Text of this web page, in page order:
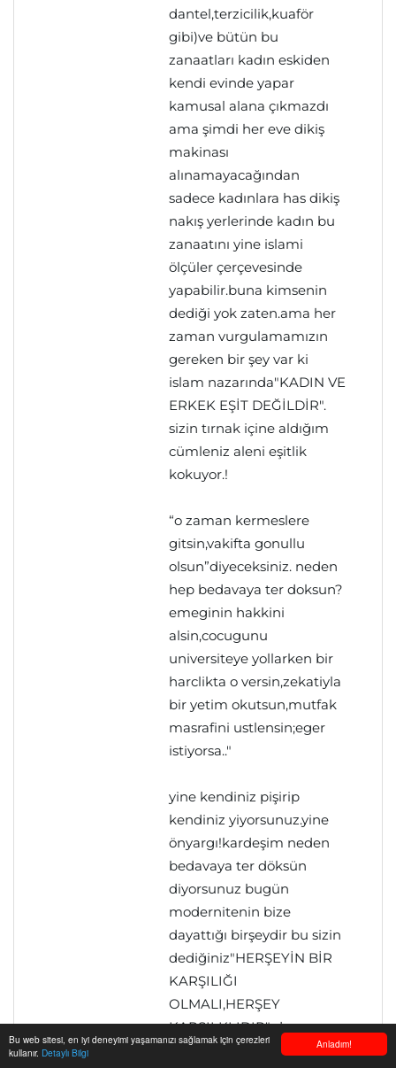
Anladım!
Bu web sitesi, en iyi deneyimi yaşamanızı sağlamak için çerezleri
kullanır. Detaylı Bilgi
dantel,terzicilik,kuaför
gibi)ve bütün bu
zanaatları kadın eskiden
kendi evinde yapar
kamusal alana çıkmazdı
ama şimdi her eve dikiş
makinası
alınamayacağından
sadece kadınlara has dikiş
nakış yerlerinde kadın bu
zanaatını yine islami
ölçüler çerçevesinde
yapabilir.buna kimsenin
dediği yok zaten.ama her
zaman vurgulamamızın
gereken bir şey var ki
islam nazarında"KADIN VE
ERKEK EŞİT DEĞİLDİR".
sizin tırnak içine aldığım
cümleniz aleni eşitlik
kokuyor.!
“o zaman kermeslere
gitsin,vakifta gonullu
olsun”diyeceksiniz. neden
hep bedavaya ter doksun?
emeginin hakkini
alsin,cocugunu
universiteye yollarken bir
harclikta o versin,zekatiyla
bir yetim okutsun,mutfak
masrafini ustlensin;eger
istiyorsa.."
yine kendiniz pişirip
kendiniz yiyorsunuz.yine
önyargı!kardeşim neden
bedavaya ter döksün
diyorsunuz bugün
modernitenin bize
dayattığı birşeydir bu sizin
dediğiniz"HERŞEYİN BİR
KARŞILIĞI
OLMALI,HERŞEY
KARŞILKLIDIR" demeye
çalışıyorsunuz.oysa